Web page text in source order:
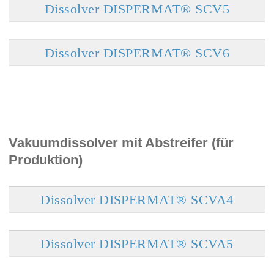
Dissolver DISPERMAT® SCV5
Dissolver DISPERMAT® SCV6
Vakuumdissolver mit Abstreifer (für
Produktion)
Dissolver DISPERMAT® SCVA4
Dissolver DISPERMAT® SCVA5